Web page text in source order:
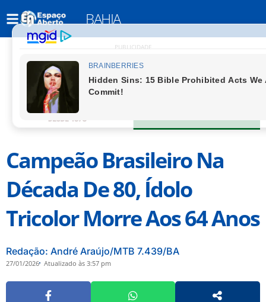
BAHIA
PUBLICIDADE
Campeão Brasileiro Na
Década De 80, Ídolo
Tricolor Morre Aos 64 Anos
Redação: André Araújo/MTB 7.439/BA
27/01/2026 Atualizado às 3:57 pm